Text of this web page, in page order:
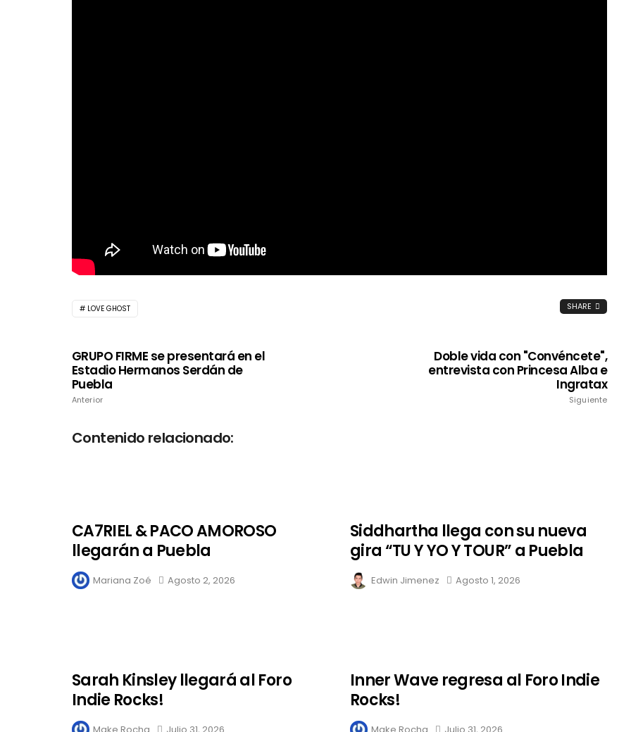
LOVE GHOST SHARE
GRUPO FIRME se presentará en el
Estadio Hermanos Serdán de
Puebla
Anterior
Doble vida con "Convéncete",
entrevista con Princesa Alba e
Ingratax
Siguiente
Contenido relacionado:
CA7RIEL & PACO AMOROSO
llegarán a Puebla
Mariana Zoé Agosto 2, 2026
Siddhartha llega con su nueva
gira “TU Y YO Y TOUR” a Puebla
Edwin Jimenez Agosto 1, 2026
Sarah Kinsley llegará al Foro
Indie Rocks!
Inner Wave regresa al Foro Indie
Rocks!